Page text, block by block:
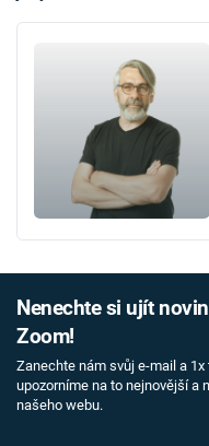
Nenechte si ujít
Zoom!
Zanechte nám svůj e-mail a 1x
upozorníme na to nejnovější a
našeho webu.